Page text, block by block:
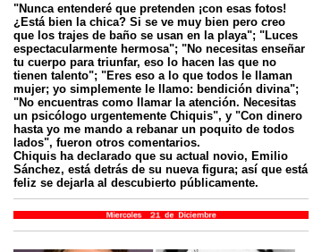
"Nunca entenderé que pretenden ¡con esas fotos!
¿Está bien la chica? Si se ve muy bien pero creo
que los trajes de baño se usan en la playa"; "Luces
espectacularmente hermosa"; "No necesitas enseñar
tu cuerpo para triunfar, eso lo hacen las que no
tienen talento"; "Eres eso a lo que todos le llaman
mujer; yo simplemente le llamo: bendición divina";
"No encuentras como llamar la atención. Necesitas
un psicólogo urgentemente Chiquis", y "Con dinero
hasta yo me mando a rebanar un poquito de todos
lados", fueron otros comentarios.
Chiquis ha declarado que su actual novio, Emilio
Sánchez, está detrás de su nueva figura; así que está
feliz se dejarla al descubierto públicamente.